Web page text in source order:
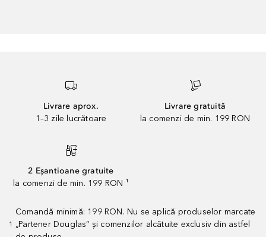
Livrare aprox.
1–3 zile lucrătoare
Livrare gratuită
la comenzi de min. 199 RON
2 Eșantioane gratuite
la comenzi de min. 199 RON ¹
1
Comandă minimă: 199 RON. Nu se aplică produselor marcate
„Partener Douglas” și comenzilor alcătuite exclusiv din astfel